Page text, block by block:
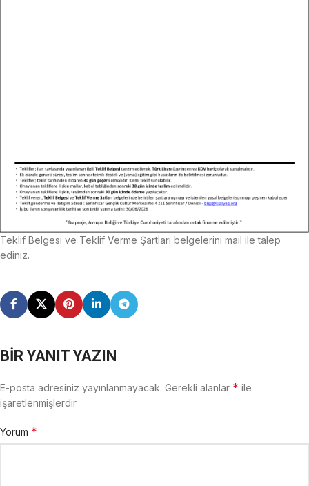
Teklif Belgesi ve Teklif Verme Şartları belgelerini mail ile talep
ediniz.
BIR YANIT YAZIN
E-posta adresiniz yayınlanmayacak. Gerekli alanlar * ile
işaretlenmişlerdir
Yorum *